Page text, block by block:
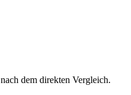
dem direkten Vergleich.